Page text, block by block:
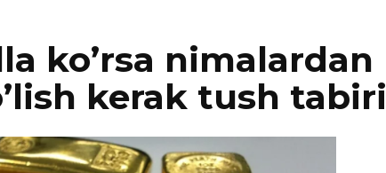
ko’rsa nimalardan
kerak tush tabiri